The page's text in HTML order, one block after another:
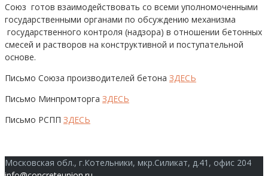
Союз готов взаимодействовать со всеми уполномоченными
государственными органами по обсуждению механизма
государственного контроля (надзора) в отношении бетонных
смесей и растворов на конструктивной и поступательной
основе.
Письмо Союза производителей бетона ЗДЕСЬ
Письмо Минпромторга ЗДЕСЬ
Письмо РСПП ЗДЕСЬ
Московская обл., г.Котельники, мкр.Силикат, д.41, офис 204